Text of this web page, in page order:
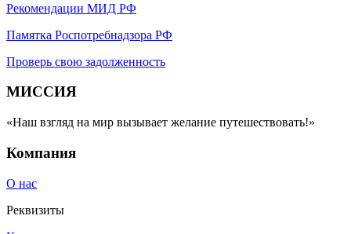
Рекомендации МИД РФ
Памятка Роспотребнадзора РФ
Проверь свою задолженность
МИССИЯ
«Наш взгляд на мир вызывает желание путешествовать!»
Компания
О нас
Реквизиты